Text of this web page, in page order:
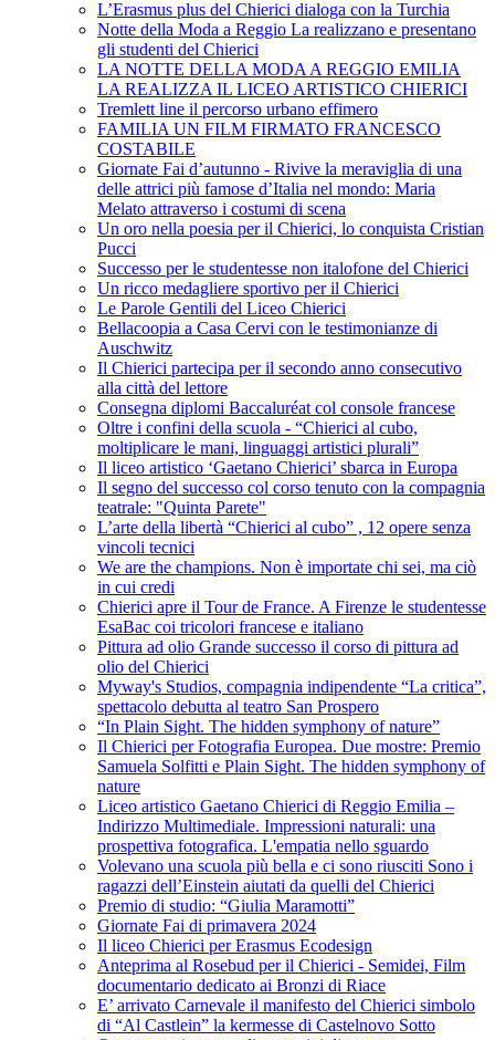
L’Erasmus plus del Chierici dialoga con la Turchia
Notte della Moda a Reggio La realizzano e presentano
gli studenti del Chierici
LA NOTTE DELLA MODA A REGGIO EMILIA
LA REALIZZA IL LICEO ARTISTICO CHIERICI
Tremlett line il percorso urbano effimero
FAMILIA UN FILM FIRMATO FRANCESCO
COSTABILE
Giornate Fai d’autunno - Rivive la meraviglia di una
delle attrici più famose d’Italia nel mondo: Maria
Melato attraverso i costumi di scena
Un oro nella poesia per il Chierici, lo conquista Cristian
Pucci
Successo per le studentesse non italofone del Chierici
Un ricco medagliere sportivo per il Chierici
Le Parole Gentili del Liceo Chierici
Bellacoopia a Casa Cervi con le testimonianze di
Auschwitz
Il Chierici partecipa per il secondo anno consecutivo
alla città del lettore
Consegna diplomi Baccaluréat col console francese
Oltre i confini della scuola - “Chierici al cubo,
moltiplicare le mani, linguaggi artistici plurali”
Il liceo artistico ‘Gaetano Chierici’ sbarca in Europa
Il segno del successo col corso tenuto con la compagnia
teatrale: "Quinta Parete"
L’arte della libertà “Chierici al cubo” , 12 opere senza
vincoli tecnici
We are the champions. Non è importate chi sei, ma ciò
in cui credi
Chierici apre il Tour de France. A Firenze le studentesse
EsaBac coi tricolori francese e italiano
Pittura ad olio Grande successo il corso di pittura ad
olio del Chierici
Myway's Studios, compagnia indipendente “La critica”,
spettacolo debutta al teatro San Prospero
“In Plain Sight. The hidden symphony of nature”
Il Chierici per Fotografia Europea. Due mostre: Premio
Samuela Solfitti e Plain Sight. The hidden symphony of
nature
Liceo artistico Gaetano Chierici di Reggio Emilia –
Indirizzo Multimediale. Impressioni naturali: una
prospettiva fotografica. L'empatia nello sguardo
Volevano una scuola più bella e ci sono riusciti Sono i
ragazzi dell’Einstein aiutati da quelli del Chierici
Premio di studio: “Giulia Maramotti”
Giornate Fai di primavera 2024
Il liceo Chierici per Erasmus Ecodesign
Anteprima al Rosebud per il Chierici - Semidei, Film
documentario dedicato ai Bronzi di Riace
E’ arrivato Carnevale il manifesto del Chierici simbolo
di “Al Castlein” la kermesse di Castelnovo Sotto